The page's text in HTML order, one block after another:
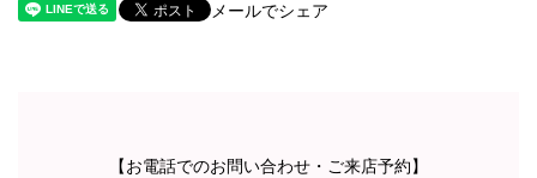
メールでシェア
【お電話でのお問い合わせ・ご来店予約】